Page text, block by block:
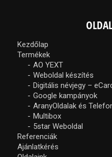
Kezdőlap
Termékek
AO YEXT
Weboldal készítés
Digitális névjegy –
Google kampányok
AranyOldalak és
Multibox
5star Weboldal
Referenciák
Ajánlatkérés